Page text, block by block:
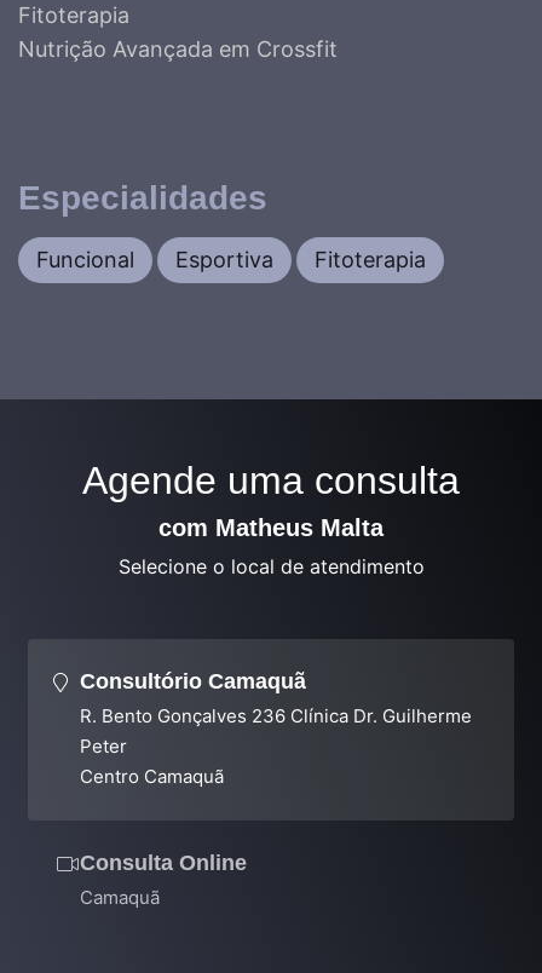
Fitoterapia
Nutrição Avançada em Crossfit
Especialidades
Funcional Esportiva Fitoterapia
Agende uma consulta
com Matheus Malta
Selecione o local de atendimento
Consultório Camaquã
R. Bento Gonçalves 236 Clínica Dr. Guilherme
Peter
Centro Camaquã
Consulta Online
Camaquã